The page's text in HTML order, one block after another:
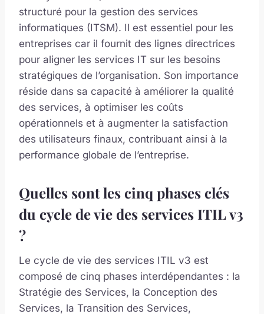
structuré pour la gestion des services
informatiques (ITSM). Il est essentiel pour les
entreprises car il fournit des lignes directrices
pour aligner les services IT sur les besoins
stratégiques de l’organisation. Son importance
réside dans sa capacité à améliorer la qualité
des services, à optimiser les coûts
opérationnels et à augmenter la satisfaction
des utilisateurs finaux, contribuant ainsi à la
performance globale de l’entreprise.
Quelles sont les cinq phases clés
du cycle de vie des services ITIL v3
?
Le cycle de vie des services ITIL v3 est
composé de cinq phases interdépendantes : la
Stratégie des Services, la Conception des
Services, la Transition des Services,